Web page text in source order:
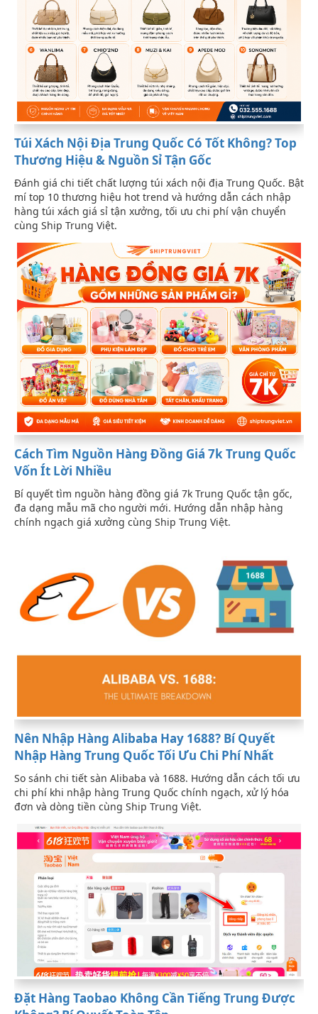
Túi Xách Nội Địa Trung Quốc Có Tốt Không? Top
Thương Hiệu & Nguồn Sỉ Tận Gốc
Đánh giá chi tiết chất lượng túi xách nội địa Trung Quốc. Bật
mí top 10 thương hiệu hot trend và hướng dẫn cách nhập
hàng túi xách giá sỉ tận xưởng, tối ưu chi phí vận chuyển
cùng Ship Trung Việt.
Cách Tìm Nguồn Hàng Đồng Giá 7k Trung Quốc
Vốn Ít Lời Nhiều
Bí quyết tìm nguồn hàng đồng giá 7k Trung Quốc tận gốc,
đa dạng mẫu mã cho người mới. Hướng dẫn nhập hàng
chính ngạch giá xưởng cùng Ship Trung Việt.
Nên Nhập Hàng Alibaba Hay 1688? Bí Quyết
Nhập Hàng Trung Quốc Tối Ưu Chi Phí Nhất
So sánh chi tiết sàn Alibaba và 1688. Hướng dẫn cách tối ưu
chi phí khi nhập hàng Trung Quốc chính ngạch, xử lý hóa
đơn và dòng tiền cùng Ship Trung Việt.
Đặt Hàng Taobao Không Cần Tiếng Trung Được